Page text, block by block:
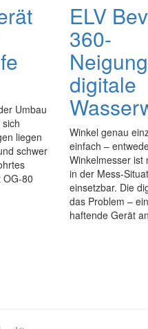
Umbau
liegen
schwer
OG-80
ELV
360-
digitale
Winkel genau
einfach –
Winkelmesser ist
in der Mess-
einsetzbar. Die
das Problem –
haftende Gerät